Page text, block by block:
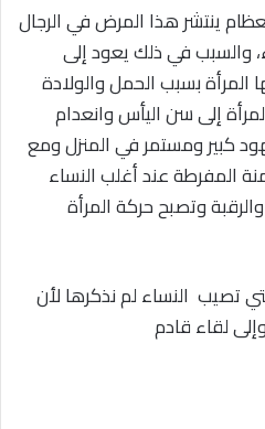
ينتشر هذا المرض في الرجال
والسبب في ذلك يعود إلى
المرأة بسبب الحمل والولادة
إلى سن اليأس وانعدام
كبير ومستمر في المنزل ومع
المفرطة عند أغلب النساء
وتصبح حركة المرأة
تصيب النساء لم نذكرها لأن
لقاء قادم